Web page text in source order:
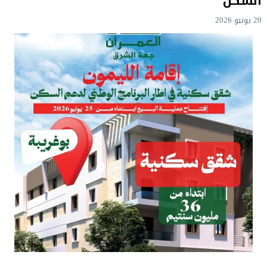
20 يونيو 2026